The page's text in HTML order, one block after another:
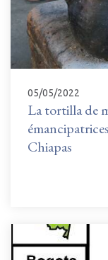
05/05/2022
La tortilla de
Chiapas